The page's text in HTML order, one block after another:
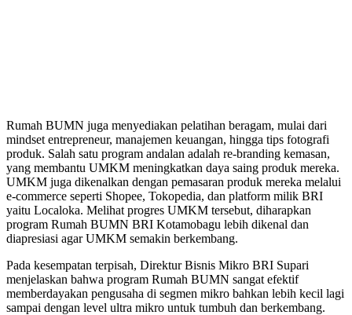
Rumah BUMN juga menyediakan pelatihan beragam, mulai dari
mindset entrepreneur, manajemen keuangan, hingga tips fotografi
produk. Salah satu program andalan adalah re-branding kemasan,
yang membantu UMKM meningkatkan daya saing produk mereka.
UMKM juga dikenalkan dengan pemasaran produk mereka melalui
e-commerce seperti Shopee, Tokopedia, dan platform milik BRI
yaitu Localoka. Melihat progres UMKM tersebut, diharapkan
program Rumah BUMN BRI Kotamobagu lebih dikenal dan
diapresiasi agar UMKM semakin berkembang.
Pada kesempatan terpisah, Direktur Bisnis Mikro BRI Supari
menjelaskan bahwa program Rumah BUMN sangat efektif
memberdayakan pengusaha di segmen mikro bahkan lebih kecil lagi
sampai dengan level ultra mikro untuk tumbuh dan berkembang.